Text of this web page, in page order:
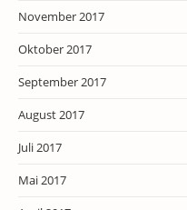
November 2017
Oktober 2017
September 2017
August 2017
Juli 2017
Mai 2017